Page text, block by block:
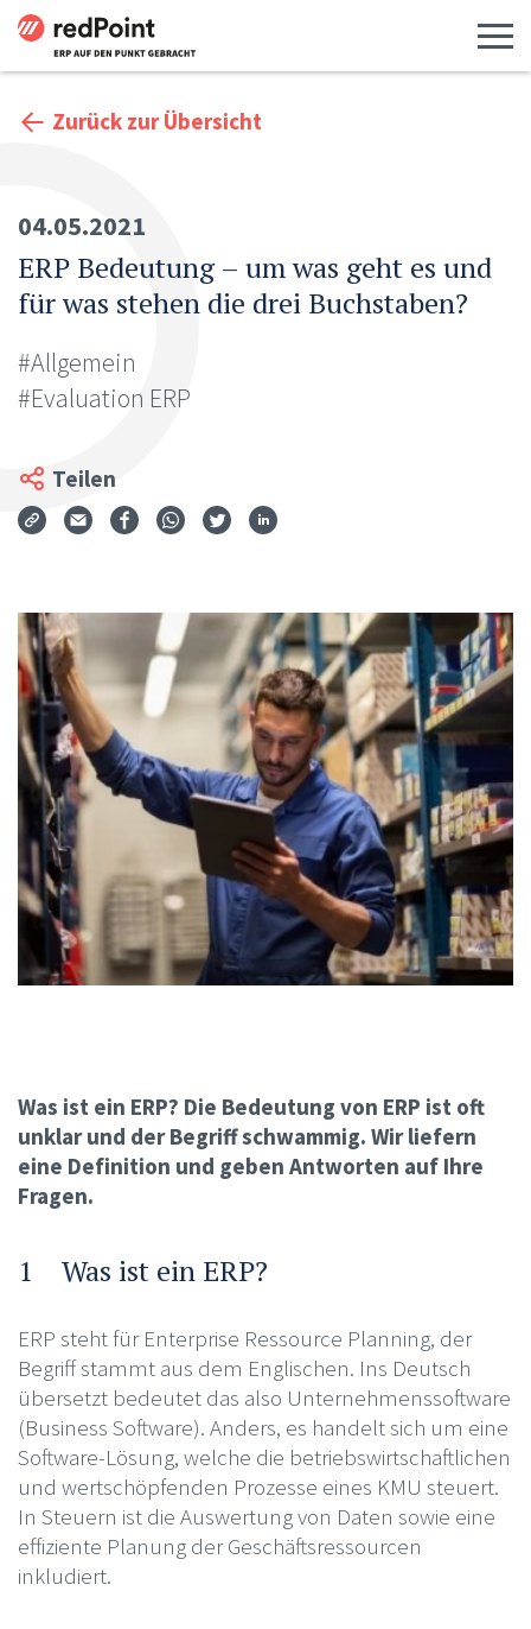
Zurück zur Übersicht
04.05.2021
ERP Bedeutung – um was geht es und
für was stehen die drei Buchstaben?
#Allgemein
#Evaluation ERP
Teilen
Via Mail teilen
Auf Facebook teilen
Auf WhatsApp teilen
Auf Twitter teilen
Auf LinkedIn teilen
Was ist ein ERP? Die Bedeutung von ERP ist oft
unklar und der Begriff schwammig. Wir liefern
eine Definition und geben Antworten auf Ihre
Fragen.
1 Was ist ein ERP?
ERP steht für Enterprise Ressource Planning, der
Begriff stammt aus dem Englischen. Ins Deutsch
übersetzt bedeutet das also Unternehmenssoftware
(Business Software). Anders, es handelt sich um eine
Software-Lösung, welche die betriebswirtschaftlichen
und wertschöpfenden Prozesse eines KMU steuert.
In Steuern ist die Auswertung von Daten sowie eine
effiziente Planung der Geschäftsressourcen
inkludiert.